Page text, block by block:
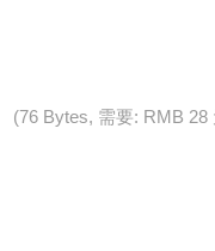
(76 Bytes, 需要: RMB 28